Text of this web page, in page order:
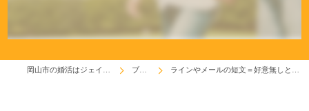
ブログ ラインやメールの短文＝好意無しとは限らない！